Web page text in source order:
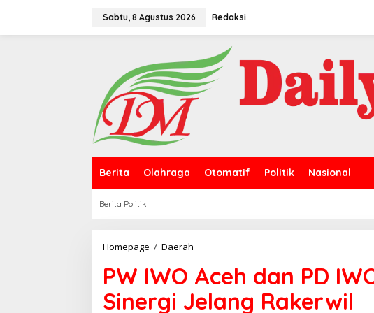
Sabtu, 8 Agustus 2026 Redaksi
Berita Olahraga Otomatif Politik Nasional
Berita Politik
Homepage / Daerah
W
O
A
PW IWO Aceh dan PD
Sinergi Jelang Rakerwil